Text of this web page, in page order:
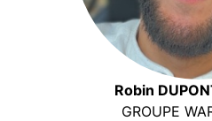
Robin
GROUPE